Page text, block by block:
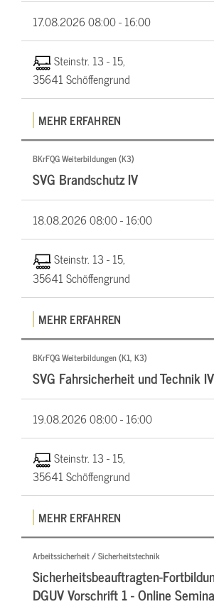
17.08.202608:00 - 16:00
Steinstr. 13 - 15,
35641 Schöffengrund
MEHR ERFAHREN
BKrFQG Weiterbildungen (K3)
SVG Brandschutz IV
18.08.202608:00 - 16:00
Steinstr. 13 - 15,
35641 Schöffengrund
MEHR ERFAHREN
BKrFQG Weiterbildungen (K1, K3)
SVG Fahrsicherheit und Technik IV
19.08.202608:00 - 16:00
Steinstr. 13 - 15,
35641 Schöffengrund
MEHR ERFAHREN
Arbeitssicherheit / Sicherheitstechnik
Sicherheitsbeauftragten-
DGUV Vorschrift 1 - Online